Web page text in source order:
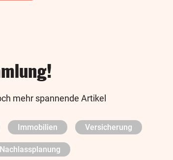
mehr spannende Artikel
Immobilien Versicherung
Nachlassplanung